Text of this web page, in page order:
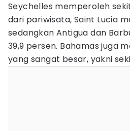
Seychelles memperoleh
dari pariwisata, Saint Lucia
sedangkan Antigua dan
39,9 persen. Bahamas juga
yang sangat besar, yakni